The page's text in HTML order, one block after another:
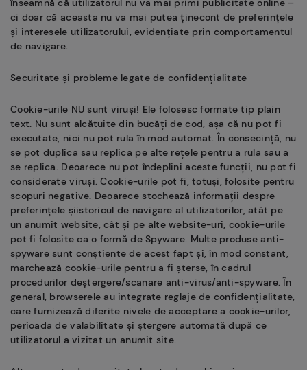
înseamnă că utilizatorul nu va mai primi publicitate online –
ci doar că aceasta nu va mai putea ținecont de preferințele
și interesele utilizatorului, evidențiate prin comportamentul
de navigare.
Securitate și probleme legate de confidențialitate
Cookie-urile NU sunt viruși! Ele folosesc formate tip plain
text. Nu sunt alcătuite din bucăți de cod, așa că nu pot fi
executate, nici nu pot rula în mod automat. În consecință, nu
se pot duplica sau replica pe alte rețele pentru a rula sau a
se replica. Deoarece nu pot îndeplini aceste funcții, nu pot fi
considerate viruși. Cookie-urile pot fi, totuși, folosite pentru
scopuri negative. Deoarece stochează informații despre
preferințele șiistoricul de navigare al utilizatorilor, atât pe
un anumit website, cât și pe alte website-uri, cookie-urile
pot fi folosite ca o formă de Spyware. Multe produse anti-
spyware sunt conștiente de acest fapt și, în mod constant,
marchează cookie-urile pentru a fi șterse, în cadrul
procedurilor deștergere/scanare anti-virus/anti-spyware. În
general, browserele au integrate reglaje de confidențialitate,
care furnizează diferite nivele de acceptare a cookie-urilor,
perioada de valabilitate și ștergere automată după ce
utilizatorul a vizitat un anumit site.